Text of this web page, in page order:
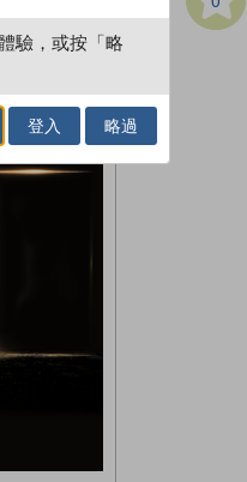
驗，或按「略
登入 略過